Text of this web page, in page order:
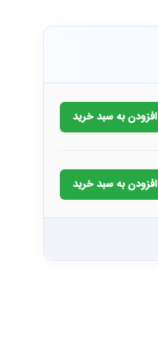
افزودن به سبد خرید
افزودن به سبد خرید